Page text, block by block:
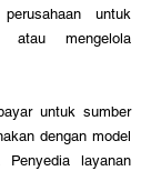
untuk
atau mengelola
dengan model
Penyedia layanan